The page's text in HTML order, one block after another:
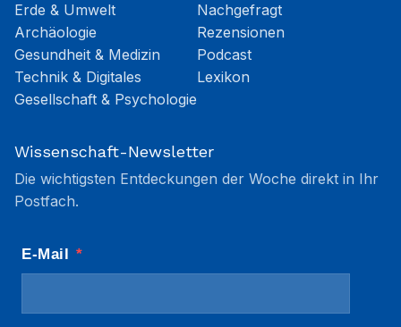
Erde & Umwelt
Archäologie
Gesundheit & Medizin
Technik & Digitales
Gesellschaft & Psychologie
Nachgefragt
Rezensionen
Podcast
Lexikon
Wissenschaft-Newsletter
Die wichtigsten Entdeckungen der Woche direkt in Ihr
Postfach.